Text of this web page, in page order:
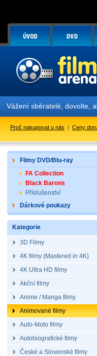
Vážení sběratelé, dovolte,
Proč nakupovat u nás | Ceny
Filmy DVD/Blu-ray
FA Collection
Black Barons
Příslušenství
Dárkové poukazy
Kategorie
3D Filmy
4K filmy (Mastered in 4K)
4K Ultra HD filmy
Akční filmy
Anime / Manga filmy
Animované filmy
Auto-Moto filmy
Autobiografické filmy
České a Slovenské filmy